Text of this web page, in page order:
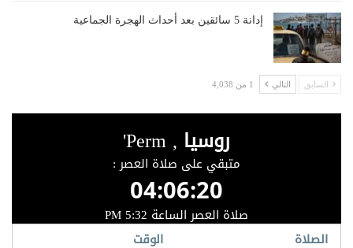
إدانة 5 سائقين بعد أحداث الهجرة الجماعية
السابق التالي 1 من 4,038